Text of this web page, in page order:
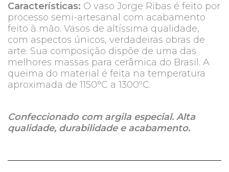
Características: O vaso Jorge Ribas é feito por
processo semi-artesanal com acabamento
feito à mão. Vasos de altíssima qualidade,
com aspectos únicos, verdadeiras obras de
arte. Sua composição dispõe de uma das
melhores massas para cerâmica do Brasil. A
queima do material é feita na temperatura
aproximada de 1150°C a 1300ºC.
Confeccionado com argila especial. Alta
qualidade, durabilidade e acabamento.